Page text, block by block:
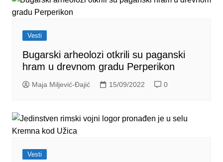
Vesti
Bugarski arheolozi otkrili su paganski
hram u drevnom gradu Perperikon
Maja Miljević-Đajić 15/09/2022 0
Vesti